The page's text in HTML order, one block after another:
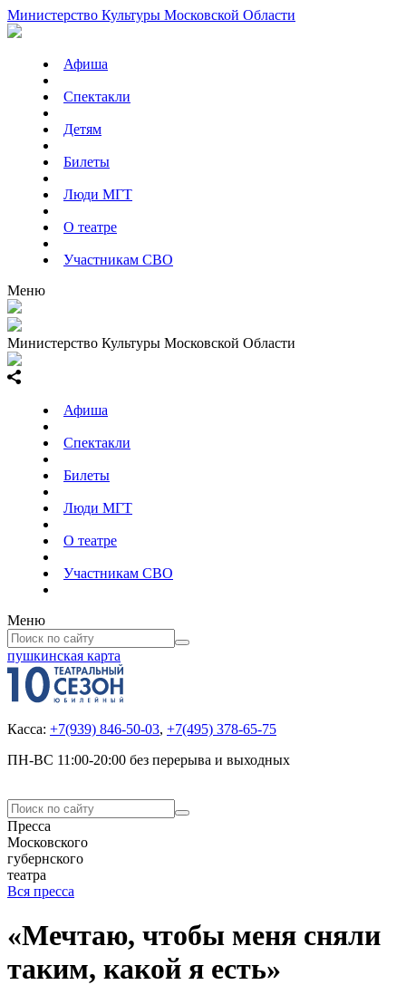
Министерство Культуры Московской Области
Афиша
Спектакли
Детям
Билеты
Люди МГТ
О театре
Участникам СВО
Меню
Министерство Культуры Московской Области
Афиша
Спектакли
Билеты
Люди МГТ
О театре
Участникам СВО
Меню
пушкинская карта
Касса: +7(939) 846-50-03, +7(495) 378-65-75
ПН-ВС 11:00-20:00 без перерыва и выходных
Пресса
Московского
губернского
театра
Вся пресса
«Мечтаю, чтобы меня сняли
таким, какой я есть»